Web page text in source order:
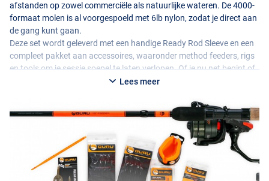
afstanden op zowel commerciële als natuurlijke wateren. De 4000-
formaat molen is al voorgespoeld met 6lb nylon, zodat je direct aan
de gang kunt gaan.
Deze set wordt geleverd met een handige Ready Rod Sleeve en een
compleet pakket aan accessoires, waaronder method feeders, rigs
en tools om je sessie soepel te laten verlopen. Of je nu net begint of
je feederuitrusting wilt uitbreiden – deze set combineert gemak,
Lees meer